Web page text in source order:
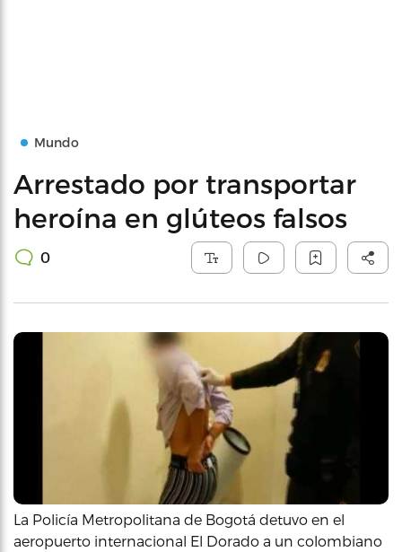
Mundo
Arrestado por transportar
heroína en glúteos falsos
0
La Policía Metropolitana de Bogotá detuvo en el
aeropuerto internacional El Dorado a un colombiano